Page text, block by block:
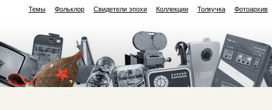
Темы Фольклор Свидетели эпохи Коллекции Толкучка Фотоархив